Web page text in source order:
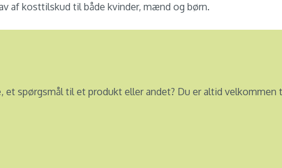
af kosttilskud til både kvinder, mænd og børn.
et spørgsmål til et produkt eller andet? Du er altid velkommen